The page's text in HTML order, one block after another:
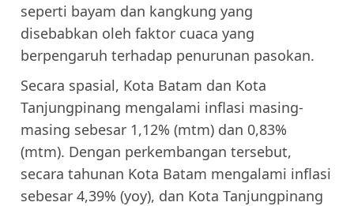
seperti bayam dan kangkung yang
disebabkan oleh faktor cuaca yang
berpengaruh terhadap penurunan pasokan.
Secara spasial, Kota Batam dan Kota
Tanjungpinang mengalami inflasi masing-
masing sebesar 1,12% (mtm) dan 0,83%
(mtm). Dengan perkembangan tersebut,
secara tahunan Kota Batam mengalami inflasi
sebesar 4,39% (yoy), dan Kota Tanjungpinang